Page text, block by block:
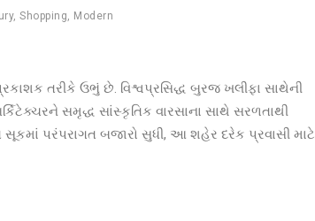
, Shopping, Modern
તરીકે ઉભું છે. વિશ્વપ્રસિદ્ધ બુરજ ખલીફા સાથેની
સમૃદ્ધ સાંસ્કૃતિક વારસાના સાથે સરળતાથી
પરંપરાગત બજારો સુધી, આ શહેર દરેક પ્રવાસી માટે